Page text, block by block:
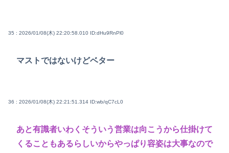
35 : 2026/01/08(木) 22:20:58.010 ID:dHu9RnPl0
マストではないけどベター
36 : 2026/01/08(木) 22:21:51.314 ID:wb/qC7cL0
あと有識者いわくそういう営業は向こうから仕掛けて
くることもあるらしいからやっぱり容姿は大事なので